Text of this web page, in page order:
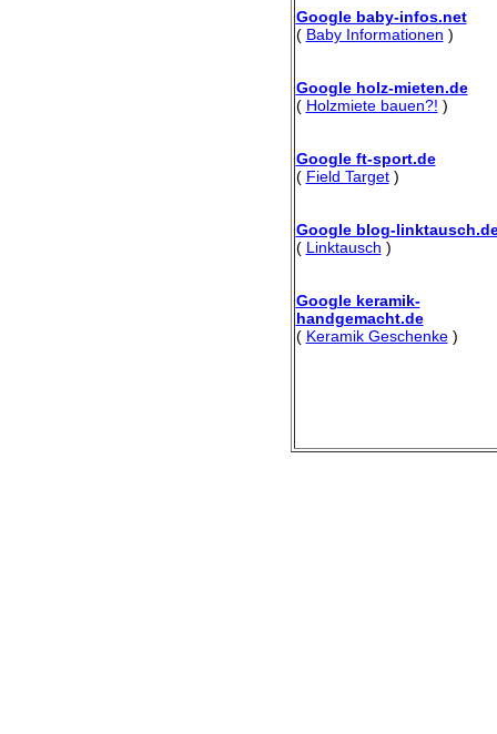
Google baby-infos.net
( Baby Informationen )
Google holz-mieten.de
( Holzmiete bauen?! )
Google ft-sport.de
( Field Target)
Google blog-
( Linktausch )
Google keramik-
handgemacht.de
( Keramik Geschenke)